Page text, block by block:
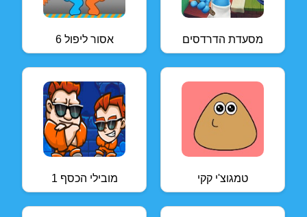
אסור ליפול 6 מסעדת הדרדסים
מובילי הכסף 1 טמגוצ'י קקי